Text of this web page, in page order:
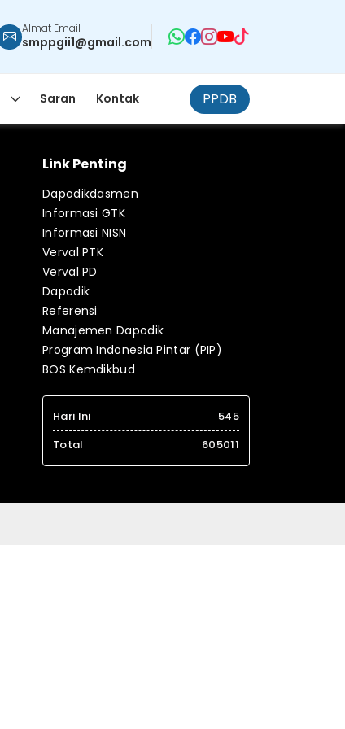
Almat Email
smppgii1@gmail.com
Saran Kontak PPDB
Link Penting
Dapodikdasmen
Informasi GTK
Informasi NISN
Verval PTK
Verval PD
Dapodik
Referensi
Manajemen Dapodik
Program Indonesia Pintar (PIP)
BOS Kemdikbud
Hari Ini
545
Total
605011